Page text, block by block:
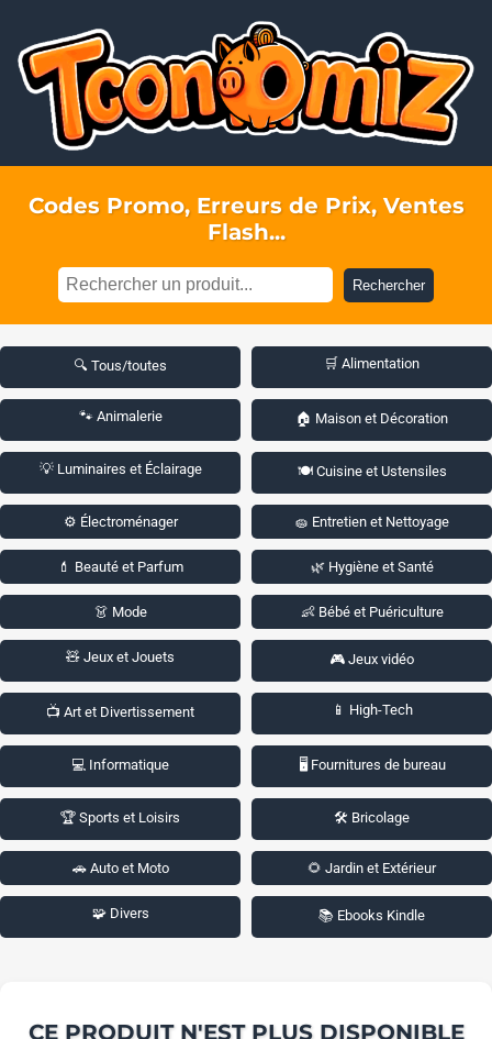
Codes Promo, Erreurs de Prix, Ventes
Flash...
Rechercher
🔍 Tous/toutes 🛒 Alimentation
🐾 Animalerie 🏠 Maison et Décoration
💡 Luminaires et Éclairage 🍽️ Cuisine et Ustensiles
⚙️ Électroménager 🧽 Entretien et Nettoyage
💄 Beauté et Parfum 🌿 Hygiène et Santé
👗 Mode 👶 Bébé et Puériculture
🧸 Jeux et Jouets 🎮 Jeux vidéo
📺 Art et Divertissement 📱 High-Tech
💻 Informatique 🖥️ Fournitures de bureau
🏆 Sports et Loisirs 🛠️ Bricolage
🚗 Auto et Moto 🌻 Jardin et Extérieur
🧩 Divers 📚 Ebooks Kindle
CE PRODUIT N'EST PLUS DISPONIBLE